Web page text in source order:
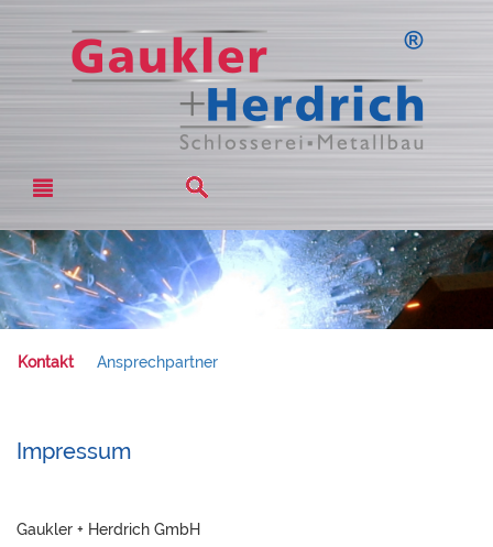
Kontakt Ansprechpartner
Impressum
Gaukler + Herdrich GmbH